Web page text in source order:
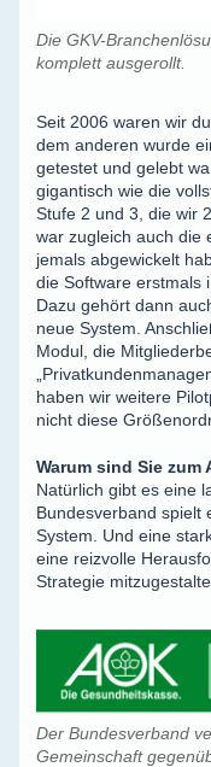
Die GKV-
komplett ausgerollt.
Seit 2006 waren wir
dem anderen wurde
getestet und gelebt
gigantisch wie die
Stufe 2 und 3, die wir
war zugleich auch die
jemals abgewickelt
die Software erstmals
Dazu gehört dann
neue System.
Modul, die
haben wir weitere
nicht diese
Warum sind Sie
Natürlich gibt es eine
Bundesverband spielt
System. Und eine
eine reizvolle
Strategie
Der Bundesverband
Gemeinschaft